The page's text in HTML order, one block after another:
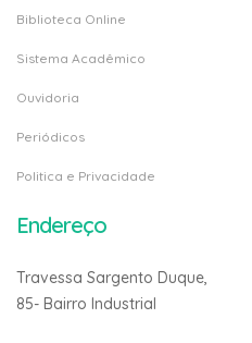
Biblioteca Online
Sistema Acadêmico
Ouvidoria
Periódicos
Politica e Privacidade
Endereço
Travessa Sargento Duque,
85- Bairro Industrial